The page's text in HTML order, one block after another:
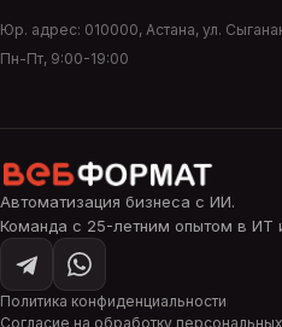
Юр. адрес: 010000, Астана, ул.
Пн-Пт, 9:00-19:00
Политика конфиденциальности
Согласие на обработку
Автоматизация бизнеса с ИИ.
Команда с 25-летним опытом в ИТ